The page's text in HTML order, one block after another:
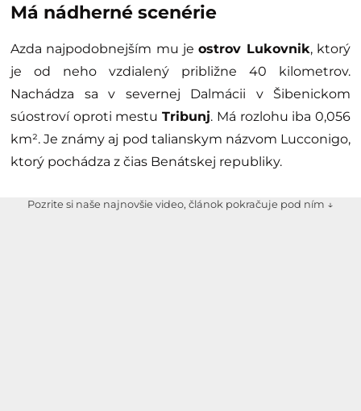
Má nádherné scenérie
Azda najpodobnejším mu jeostrov Lukovnik, ktorý
je od neho vzdialený približne 40 kilometrov.
Nachádza sa v severnej Dalmácii v Šibenickom
súostroví oproti mestuTribunj. Má rozlohu iba 0,056
km². Je známy aj pod talianskym názvom Lucconigo,
ktorý pochádza z čias Benátskej republiky.
Pozrite si naše najnovšie video, článok pokračuje pod ním ↓